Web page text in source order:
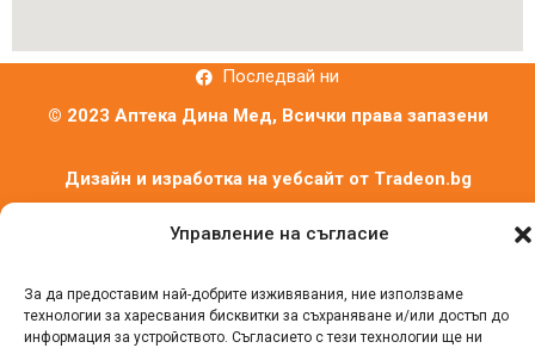
Управление на съгласие
За да предоставим най-добрите изживявания, ние използваме
технологии за харесвания бисквитки за съхраняване и/или достъп до
информация за устройството. Съгласието с тези технологии ще ни
Последвай ни
© 2023 Аптека Дина Мед, Всички права запазени
Дизайн и изработка на уебсайт от Tradeon.bg